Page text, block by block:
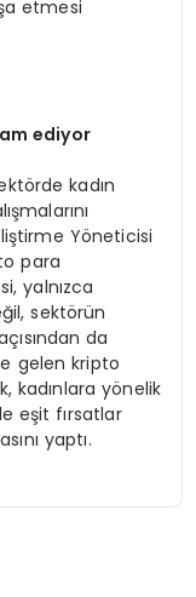
etmesi
ediyor
kadın
Yöneticisi
para
yalnızca
sektörün
da
gelen kripto
kadınlara yönelik
eşit fırsatlar
yaptı.